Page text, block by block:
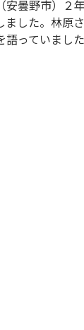
曇野市）２
した。林原
っていました